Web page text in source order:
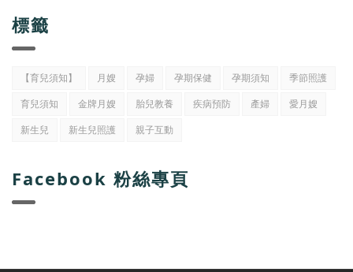
標籤
【育兒須知】 月嫂 孕婦 孕期保健 孕期須知
季節照護
育兒須知
金牌月嫂 胎兒教養 疾病預防 產婦
愛月嫂
新生兒
新生兒照護 親子互動
Facebook 粉絲專頁